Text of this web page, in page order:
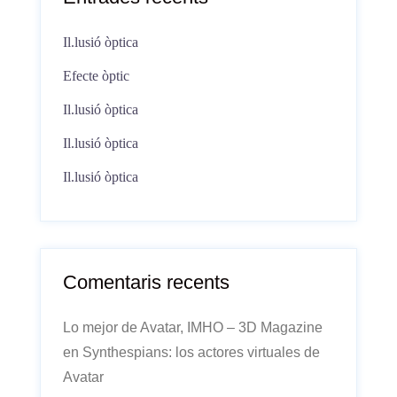
Il.lusió òptica
Efecte òptic
Il.lusió òptica
Il.lusió òptica
Il.lusió òptica
Comentaris recents
Lo mejor de Avatar, IMHO – 3D Magazine
en Synthespians: los actores virtuales de
Avatar